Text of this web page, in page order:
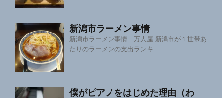
新潟市ラーメン事情
新潟市ラーメン事情 万人屋 新潟市が１世帯あ
たりのラーメンの支出ランキ
僕がピアノをはじめた理由（わ